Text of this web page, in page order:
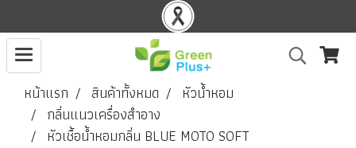
หน้าแรก สินค้าทั้งหมด
หัวน้ำหอม
กลิ่นแนวเครื่องสำอาง
หัวเชื้อน้ำหอมกลิ่น BLUE MOTO SOFT